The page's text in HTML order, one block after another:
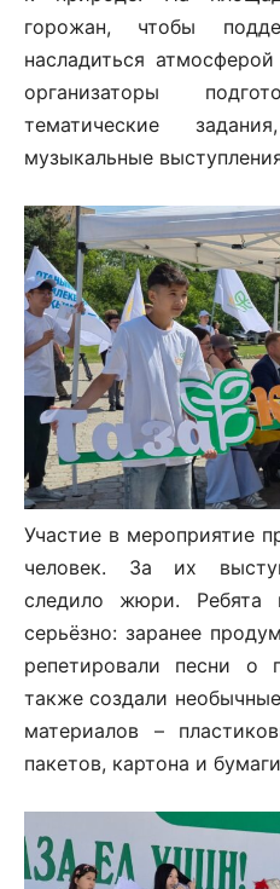
горожан, чтобы
насладиться
организаторы
тематические
музыкальные
Участие в мероприятие
человек. За их
следило жюри. Ребята
серьёзно: заранее
репетировали песни о
также создали
материалов –
пакетов, картона и